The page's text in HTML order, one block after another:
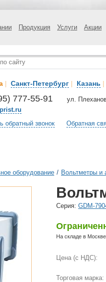
Продукция Услуги Акции
| Санкт-Петербург | Казань |
777-55-91 ул.
обратный звонок Обратная
оборудование / Вольтметры и
Cерия: GDM-
На складе в
Цена (с НДС):
Торговая марка: